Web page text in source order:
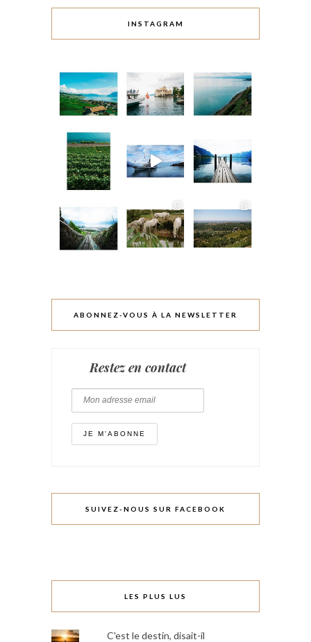
INSTAGRAM
ABONNEZ-VOUS À LA NEWSLETTER
Restez en contact
SUIVEZ-NOUS SUR FACEBOOK
LES PLUS LUS
C'est le destin, disait-il